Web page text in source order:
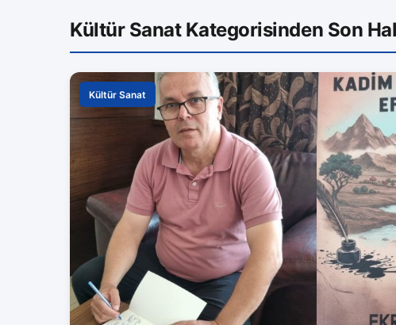
Kültür Sanat Kategorisinden Son
Kültür Sanat